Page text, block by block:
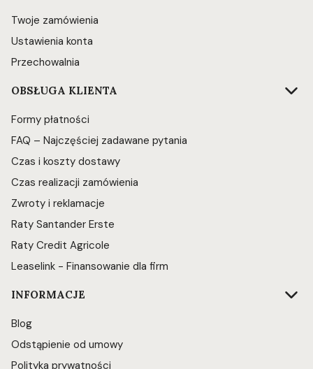
Twoje zamówienia
Ustawienia konta
Przechowalnia
OBSŁUGA KLIENTA
Formy płatności
FAQ – Najczęściej zadawane pytania
Czas i koszty dostawy
Czas realizacji zamówienia
Zwroty i reklamacje
Raty Santander Erste
Raty Credit Agricole
Leaselink - Finansowanie dla firm
INFORMACJE
Blog
Odstąpienie od umowy
Polityka prywatności